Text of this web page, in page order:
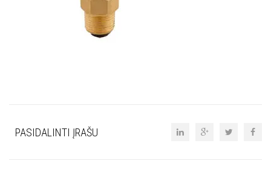
PASIDALINTI ĮRAŠU